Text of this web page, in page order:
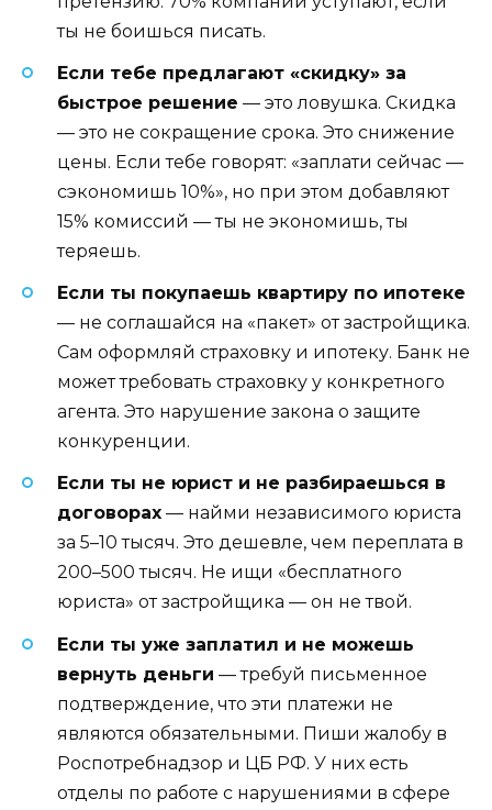
ты не боишься писать.
Если тебе предлагают «скидку» за
быстрое решение — это ловушка. Скидка
— это не сокращение срока. Это снижение
цены. Если тебе говорят: «заплати сейчас —
сэкономишь 10%», но при этом добавляют
15% комиссий — ты не экономишь, ты
теряешь.
Если ты покупаешь квартиру по ипотеке
— не соглашайся на «пакет» от застройщика.
Сам оформляй страховку и ипотеку. Банк не
может требовать страховку у конкретного
агента. Это нарушение закона о защите
конкуренции.
Если ты не юрист и не разбираешься в
договорах — найми независимого юриста
за 5–10 тысяч. Это дешевле, чем переплата в
200–500 тысяч. Не ищи «бесплатного
юриста» от застройщика — он не твой.
Если ты уже заплатил и не можешь
вернуть деньги — требуй письменное
подтверждение, что эти платежи не
являются обязательными. Пиши жалобу в
Роспотребнадзор и ЦБ РФ. У них есть
отделы по работе с нарушениями в сфере